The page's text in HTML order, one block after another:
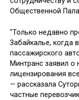
Общественной
"Только недавно
Забайкалье, когда
пассажирского
Минтранс заявил
лицензирования
— рассказала
частные